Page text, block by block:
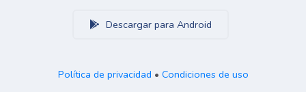
Descargar para Android
Política de privacidad • Condiciones de uso